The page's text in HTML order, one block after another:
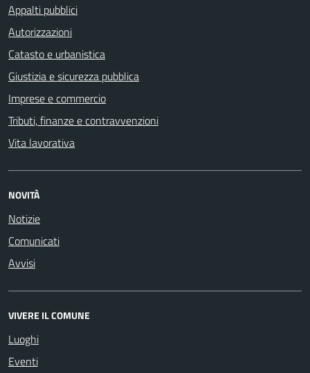
Appalti pubblici
Autorizzazioni
Catasto e urbanistica
Giustizia e sicurezza pubblica
Imprese e commercio
Tributi, finanze e contravvenzioni
Vita lavorativa
NOVITÀ
Notizie
Comunicati
Avvisi
VIVERE IL COMUNE
Luoghi
Eventi